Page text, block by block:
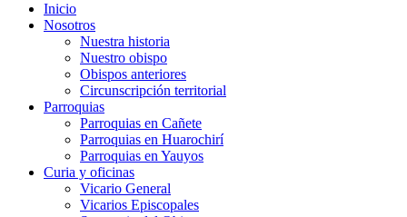
Inicio
Nosotros
Nuestra historia
Nuestro obispo
Obispos anteriores
Circunscripción territorial
Parroquias
Parroquias en Cañete
Parroquias en Huarochirí
Parroquias en Yauyos
Curia y oficinas
Vicario General
Vicarios Episcopales